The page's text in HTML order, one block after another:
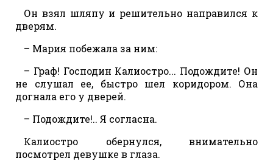
Он взял шляпу и решительно направился к
дверям.
– Мария побежала за ним:
– Граф! Господин Калиостро... Подождите! Он
не слушал ее, быстро шел коридором. Она
догнала его у дверей.
– Подождите!.. Я согласна.
Калиостро обернулся, внимательно
посмотрел девушке в глаза.